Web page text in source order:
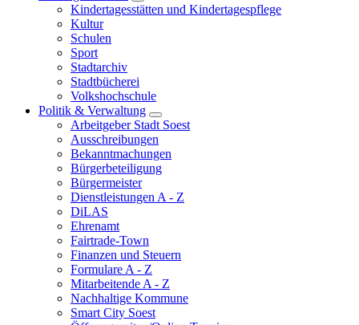
Kindertagesstätten und Kindertagespflege
Kultur
Schulen
Sport
Stadtarchiv
Stadtbücherei
Volkshochschule
Politik & Verwaltung
Arbeitgeber Stadt Soest
Ausschreibungen
Bekanntmachungen
Bürgerbeteiligung
Bürgermeister
Dienstleistungen A - Z
DiLAS
Ehrenamt
Fairtrade-Town
Finanzen und Steuern
Formulare A - Z
Mitarbeitende A - Z
Nachhaltige Kommune
Smart City Soest